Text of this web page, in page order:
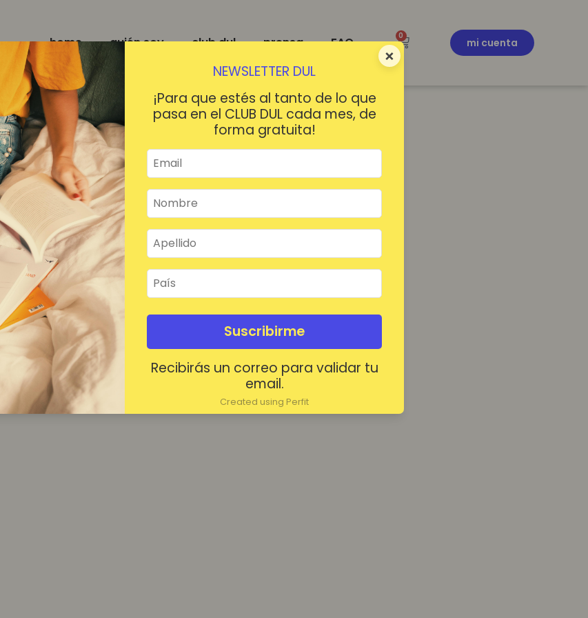
×
NEWSLETTER DUL
¡Para que estés al tanto de lo que
pasa en el CLUB DUL cada mes, de
forma gratuita!
Suscribirme
Recibirás un correo para validar tu
email.
Created using Perfit
home quién soy club dul prensa FAQ 0
mi cuenta
¡HOLA!
Mantenerme conectado ¿Contraseña olvidada?
Acceder